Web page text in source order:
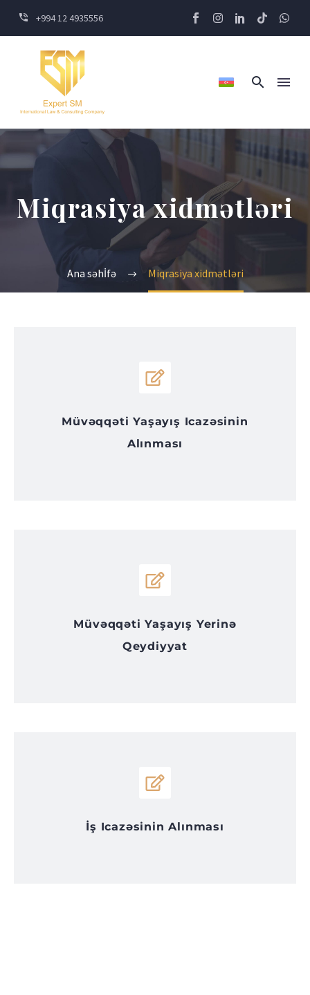
+994 12 4935556
Miqrasiya xidmətləri
Ana səhİfə Miqrasiya xidmətləri
Müvəqqəti Yaşayış Icazəsinin
Alınması
Müvəqqəti Yaşayış Yerinə
Qeydiyyat
İş Icazəsinin Alınması